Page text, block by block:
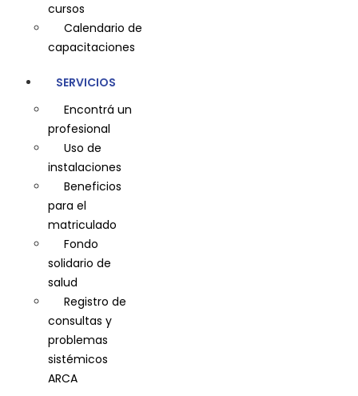
cursos
Calendario de
capacitaciones
SERVICIOS
Encontrá un
profesional
Uso de
instalaciones
Beneficios
para el
matriculado
Fondo
solidario de
salud
Registro de
consultas y
problemas
sistémicos
ARCA